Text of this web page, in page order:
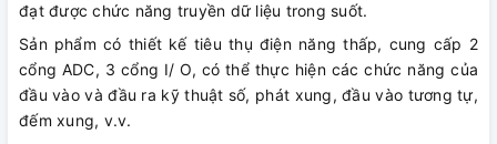
đạt được chức năng truyền dữ liệu trong suốt.
Sản phẩm có thiết kế tiêu thụ điện năng thấp, cung cấp 2
cổng ADC, 3 cổng I/ O, có thể thực hiện các chức năng của
đầu vào và đầu ra kỹ thuật số, phát xung, đầu vào tương tự,
đếm xung, v.v.